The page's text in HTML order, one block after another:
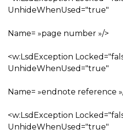
UnhideWhenUsed="true"
Name= »page number »/>
<w:LsdException
UnhideWhenUsed="true"
Name= »endnote reference
<w:LsdException
UnhideWhenUsed="true"